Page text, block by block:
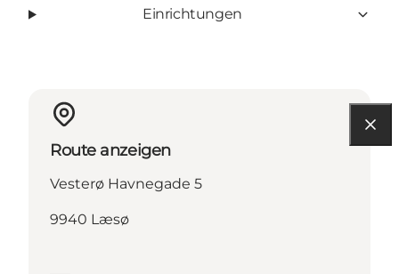
Einrichtungen
Route anzeigen
Vesterø Havnegade 5
9940 Læsø